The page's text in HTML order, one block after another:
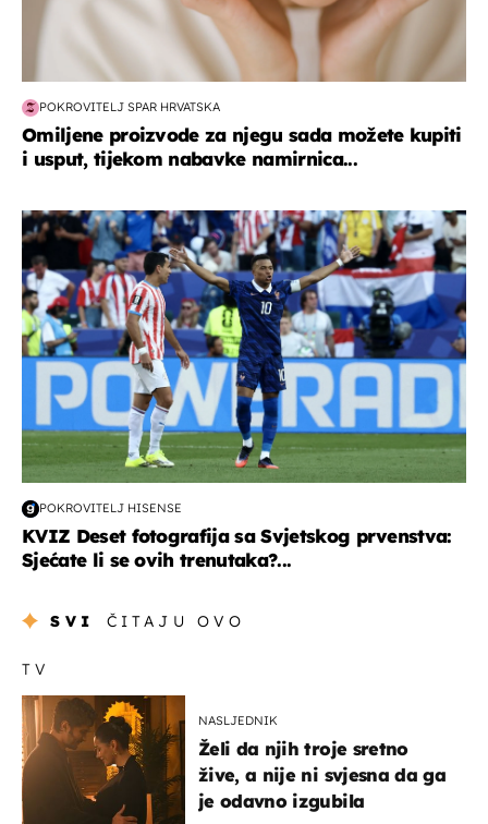
POKROVITELJ SPAR HRVATSKA
Omiljene proizvode za njegu sada možete kupiti
i usput, tijekom nabavke namirnica...
svjetsko prvenstvo 2026
POKROVITELJ HISENSE
KVIZ Deset fotografija sa Svjetskog prvenstva:
Sjećate li se ovih trenutaka?...
SVI ČITAJU OVO
TV
NASLJEDNIK
Želi da njih troje sretno
žive, a nije ni svjesna da ga
je odavno izgubila